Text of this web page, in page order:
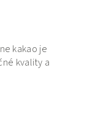
kakao je
kvality a